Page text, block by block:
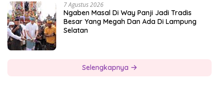
7 Agustus 2026
Ngaben Masal Di Way Panji Jadi Tradis
Besar Yang Megah Dan Ada Di Lampung
Selatan
Selengkapnya